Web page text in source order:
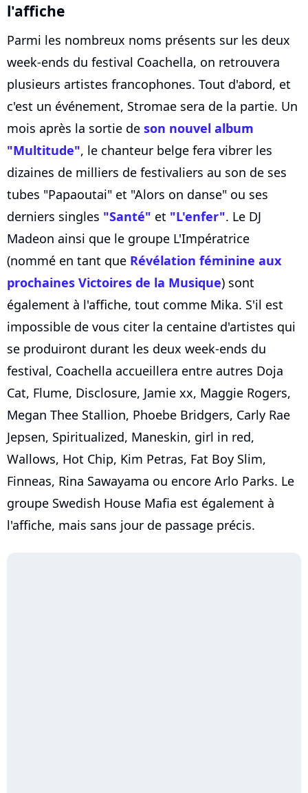
l'affiche
Parmi les nombreux noms présents sur les deux
week-ends du festival Coachella, on retrouvera
plusieurs artistes francophones. Tout d'abord, et
c'est un événement, Stromae sera de la partie. Un
mois après la sortie de son nouvel album
"Multitude", le chanteur belge fera vibrer les
dizaines de milliers de festivaliers au son de ses
tubes "Papaoutai" et "Alors on danse" ou ses
derniers singles "Santé" et "L'enfer". Le DJ
Madeon ainsi que le groupe L'Impératrice
(nommé en tant que Révélation féminine aux
prochaines Victoires de la Musique) sont
également à l'affiche, tout comme Mika. S'il est
impossible de vous citer la centaine d'artistes qui
se produiront durant les deux week-ends du
festival, Coachella accueillera entre autres Doja
Cat, Flume, Disclosure, Jamie xx, Maggie Rogers,
Megan Thee Stallion, Phoebe Bridgers, Carly Rae
Jepsen, Spiritualized, Maneskin, girl in red,
Wallows, Hot Chip, Kim Petras, Fat Boy Slim,
Finneas, Rina Sawayama ou encore Arlo Parks. Le
groupe Swedish House Mafia est également à
l'affiche, mais sans jour de passage précis.